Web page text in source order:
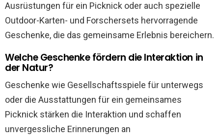
Ausrüstungen für ein Picknick oder auch spezielle
Outdoor-Karten- und Forschersets hervorragende
Geschenke, die das gemeinsame Erlebnis bereichern.
Welche Geschenke fördern die Interaktion in
der Natur?
Geschenke wie Gesellschaftsspiele für unterwegs
oder die Ausstattungen für ein gemeinsames
Picknick stärken die Interaktion und schaffen
unvergessliche Erinnerungen an